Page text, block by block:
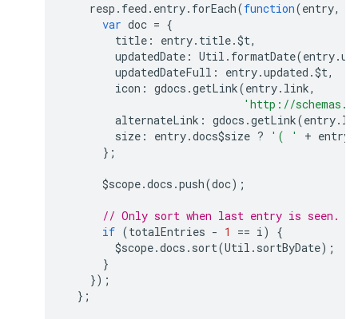
resp . feed . entry. forEach(function(entry,
var doc = {
title : entry. title.$t,
updatedDate : Util . formatDate(entry.
updatedDateFull : entry.updated .$t,
icon : gdocs .getLink(entry. link,
'http://
alternateLink : gdocs .getLink(entry.
size : entry.docs$size ? '( ' + entry
};
$scope.docs .push(doc);
// Only sort when last entry is seen.
if (totalEntries - 1 == i)
{
$scope.docs . sort(Util . sortByDate);
}
});
};